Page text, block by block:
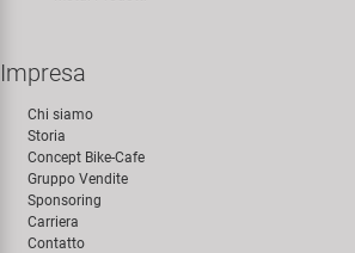
Impresa
Chi siamo
Storia
Concept Bike-Cafe
Gruppo Vendite
Sponsoring
Carriera
Contatto